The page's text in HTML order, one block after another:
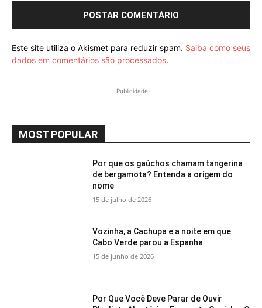
Este site utiliza o Akismet para reduzir spam. Saiba como seus
dados em comentários são processados.
- Publicidade-
MOST POPULAR
Por que os gaúchos chamam tangerina
de bergamota? Entenda a origem do
nome
15 de julho de 2026
Vozinha, a Cachupa e a noite em que
Cabo Verde parou a Espanha
15 de junho de 2026
Por Que Você Deve Parar de Ouvir